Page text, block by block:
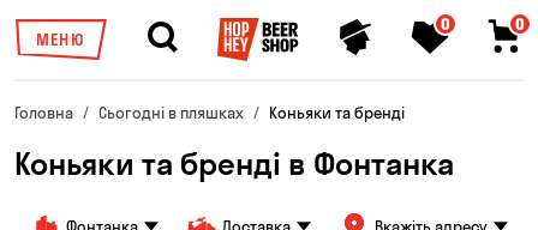
МЕНЮ
0 0
Головна Сьогодні в пляшках Коньяки та бренді
Коньяки та бренді в Фонтанка